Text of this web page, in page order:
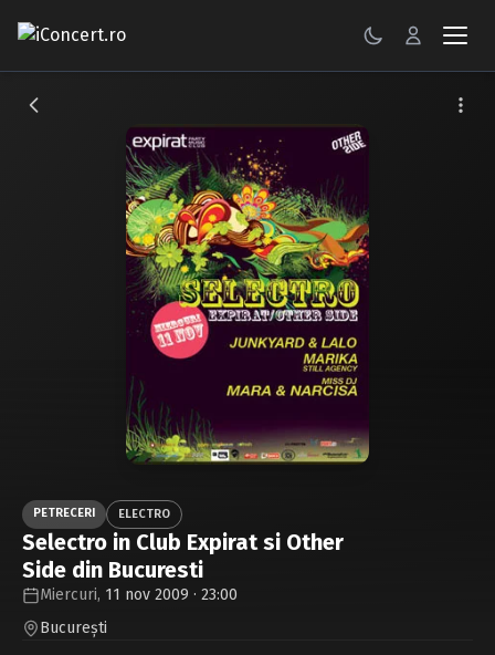
CONCERTE
Caută în site...
PETRECERI ELECTRO
Selectro in Club Expirat si Other
Side din Bucuresti
Miercuri, 11 nov 2009 · 23:00
Bucureşti